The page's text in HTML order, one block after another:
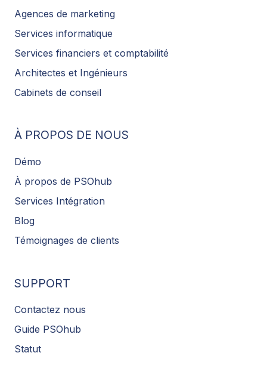
Agences de marketing
Services informatique
Services financiers et comptabilité
Architectes et Ingénieurs
Cabinets de conseil
À PROPOS DE NOUS
Démo
À propos de PSOhub
Services Intégration
Blog
Témoignages de clients
SUPPORT
Contactez nous
Guide PSOhub
Statut